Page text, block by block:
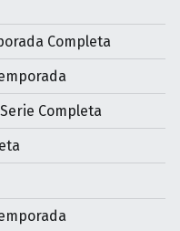
Completa
Completa